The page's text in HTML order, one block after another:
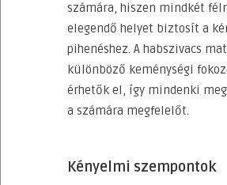
számára, hiszen mindkét
elegendő helyet biztosít a
pihenéshez. A habszivacs
különböző keménységi
érhetők el, így mindenki
a számára megfelelőt.
Kényelmi szempontok